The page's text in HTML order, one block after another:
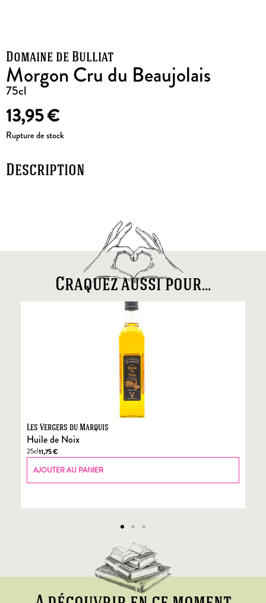
Domaine de Bulliat
Morgon Cru du Beaujolais
75cl
13,95€
Rupture de stock
Description
Craquez aussi pour...
Les Vergers du Marquis
Huile de Noix
25cl11,75€
AJOUTER AU PANIER